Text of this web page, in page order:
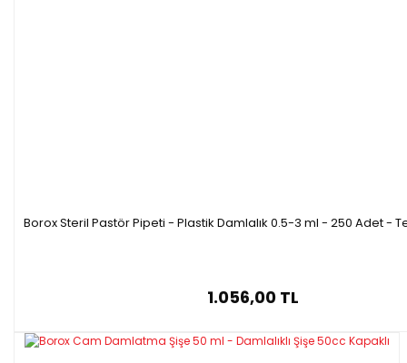
Borox Steril Pastör Pipeti - Plastik Damlalık 0.5-3 ml - 250 Adet -
1.056,00 TL